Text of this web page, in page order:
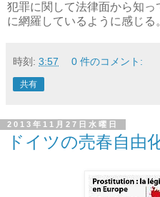
犯罪に関して法律面から知
に網羅しているように感じる
時刻: 3:57 0 件のコメント:
共有
2013年11月27日水曜日
ドイツの売春自由